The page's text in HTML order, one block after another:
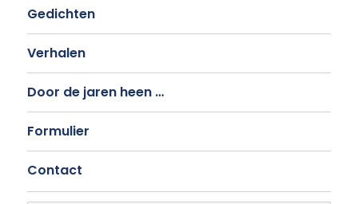
Gedichten
Verhalen
Door de jaren heen …
Formulier
Contact